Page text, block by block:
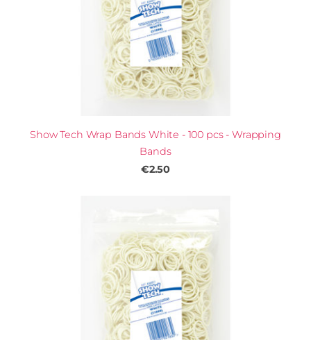
Show Tech Wrap Bands White - 100 pcs - Wrapping
Bands
€2.50